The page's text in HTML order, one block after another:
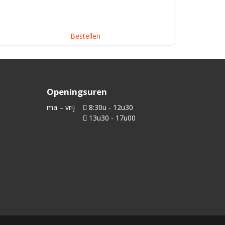
Bestellen
Openingsuren
ma – vrij
8:30u - 12u30
13u30 - 17u00